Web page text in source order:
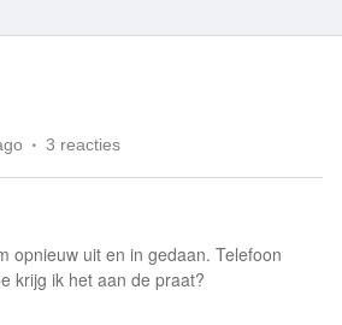
3 reacties
opnieuw uit en in gedaan. Telefoon
krijg ik het aan de praat?